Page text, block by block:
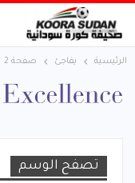
الرئيسية يفاجئ صفحة 2
تصفح الوسم